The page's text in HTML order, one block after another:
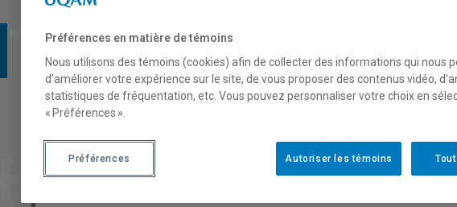
COURS// JUR7161-Le droit du
salarié
Description Horaire - Été 2026
Préférences en matière de témoins
Nous utilisons des témoins (cookies) afin de collecter des informations qui nous
d’améliorer votre expérience sur le site, de vous proposer des contenus vidéo,
statistiques de fréquentation, etc. Vous pouvez personnaliser votre choix en
« Préférences ».
Autoriser les témoins
Préférences